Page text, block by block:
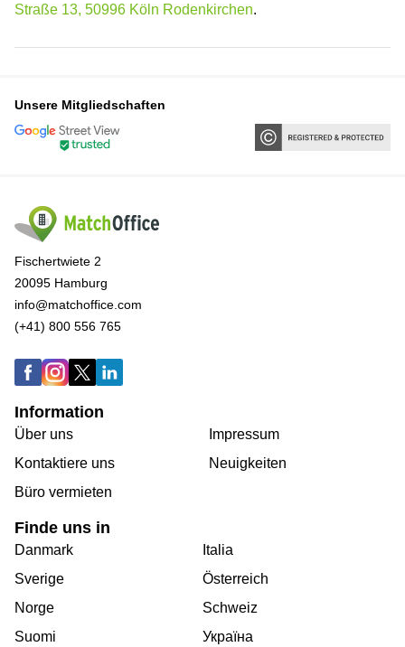
Straße 13, 50996 Köln Rodenkirchen.
Unsere Mitgliedschaften
Fischertwiete 2
20095 Hamburg
info@matchoffice.com
(+41) 800 556 765
Information
Über uns
Kontaktiere uns
Büro vermieten
Impressum
Neuigkeiten
Finde uns in
Danmark
Sverige
Norge
Suomi
Italia
Österreich
Schweiz
Україна